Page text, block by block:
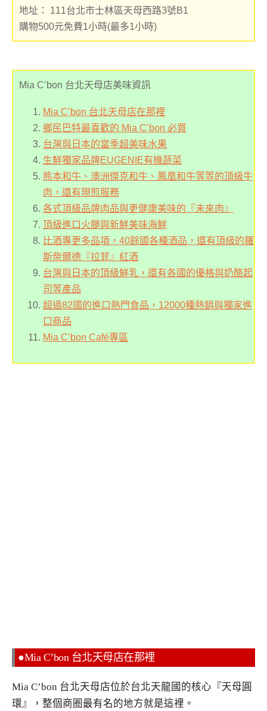
地址： 111台北市士林區天母西路3號B1
購物500元免費1小時(最多1小時)
Mia C’bon 台北天母店美味資訊
Mia C’bon 台北天母店在那裡
鄉民巴特最喜歡的 Mia C’bon 必買
台灣與日本的當季超美味水果
生鮮獨家品牌EUGENIE有機蔬菜
熊本和牛、澳洲傑克和牛、鳳凰和牛等等的頂級牛
肉，還有現煎服務
各式頂級品牌肉品與更健康美味的『未來肉』
頂級進口火腿與新鮮美味海鮮
比酒專更多品項，40餘國各種酒品，還有頂級的羅
斯柴爾德『拉菲』紅酒
台灣與日本的頂級鮮乳，還有各國的優格與奶酪起
司等產品
超過82國的進口熱門食品，12000種熱銷與獨家進
口商品
Mia C’bon Café專區
●Mia C’bon 台北天母店在那裡
Mia C’bon 台北天母店位於台北天龍國的核心『天母圓
環』，整個商圈最有名的地方就是這裡。